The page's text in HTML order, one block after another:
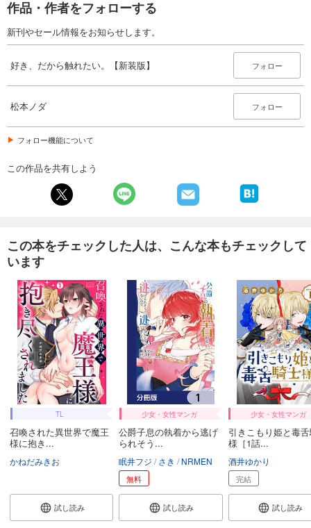
作品・作者をフォローする
新刊やセール情報をお知らせします。
好き、だから触れたい。【新装版】 フォロー
松本ノダ フォロー
フォロー機能について
この作品を共有しよう
この本をチェックした人は、こんな本もチェックして
います
TL
召喚された異世界で魔王
様に抱き...
かねだみきお
試し読み
少女・女性マンガ
公爵子息の執着から逃げ
られそう...
眠井フジ さき NRMEN
無料
試し読み
少女・女性マンガ
引きこもり姫と毒
様［1話...
酒井ゆかり
完結
試し読み